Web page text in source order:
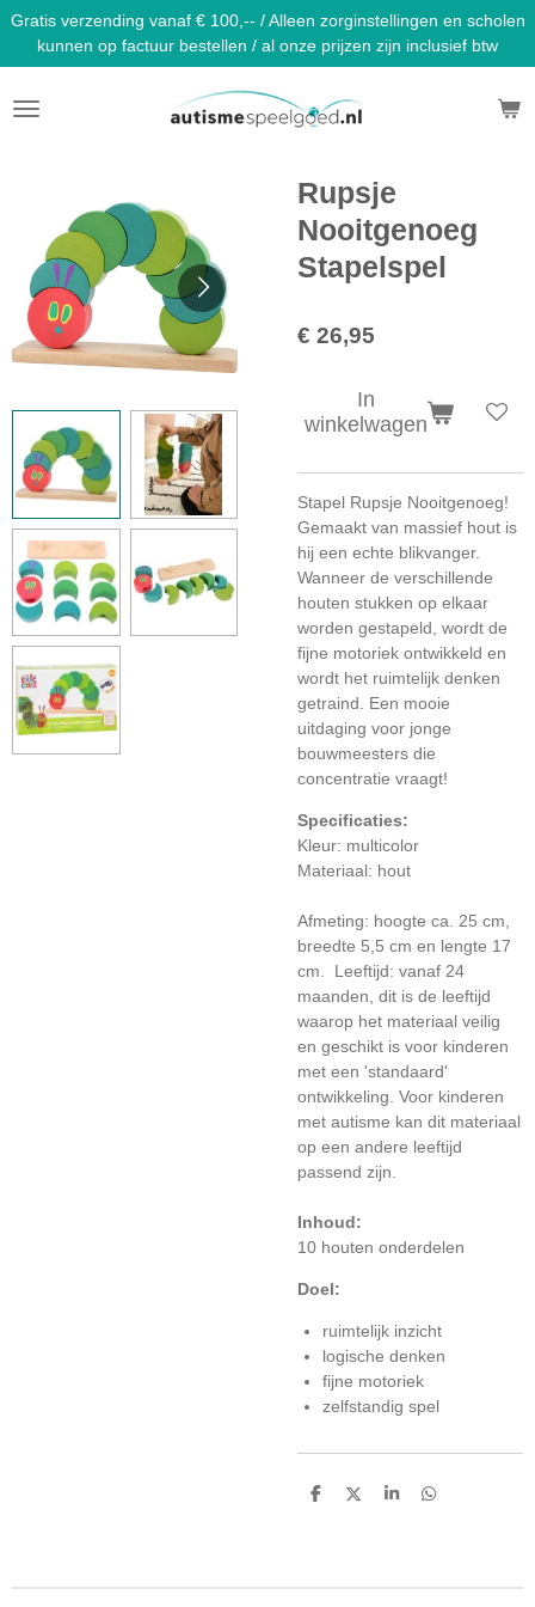
Ga
direct
naar
de
hoofdinhoud
Gratis verzending vanaf € 100,-- / Alleen zorginstellingen en scholen
kunnen op factuur bestellen / al onze prijzen zijn inclusief btw
Rupsje
Nooitgenoeg
Stapelspel
€ 26,95
In
winkelwagen
Stapel Rupsje Nooitgenoeg!
Gemaakt van massief hout is
hij een echte blikvanger.
Wanneer de verschillende
houten stukken op elkaar
worden gestapeld, wordt de
fijne motoriek ontwikkeld en
wordt het ruimtelijk denken
getraind. Een mooie
uitdaging voor jonge
bouwmeesters die
concentratie vraagt!
Specificaties:
Kleur: multicolor
Materiaal: hout
Afmeting: hoogte ca. 25 cm,
breedte 5,5 cm en lengte 17
cm. Leeftijd: vanaf 24
maanden, dit is de leeftijd
waarop het materiaal veilig
en geschikt is voor kinderen
met een 'standaard'
ontwikkeling. Voor kinderen
met autisme kan dit materiaal
op een andere leeftijd
passend zijn.
Inhoud:
10 houten onderdelen
Doel:
ruimtelijk inzicht
logische denken
fijne motoriek
zelfstandig spel
D
D
S
D